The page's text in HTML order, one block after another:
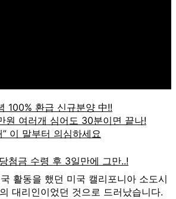
활동을 했던 미국 캘리포니아 소도시
대리인이었던 것으로 드러났습니다.